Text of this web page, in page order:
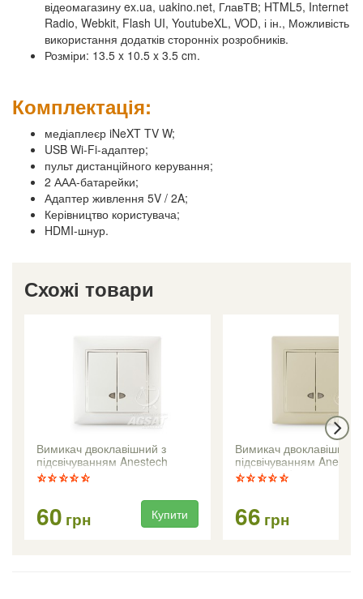
відеомагазину ex.ua, uakino.net, ГлавТВ; HTML5, Internet
Radio, Webkit, Flash UI, YoutubeXL, VOD, і ін., Можливість
використання додатків сторонніх розробників.
Розміри: 13.5 x 10.5 x 3.5 cm.
Комплектація:
медіаплеєр iNeXT TV W;
USB Wi-Fi-адаптер;
пульт дистанційного керування;
2 ААА-батарейки;
Адаптер живлення 5V / 2A;
Керівництво користувача;
HDMI-шнур.
Схожі товари
Вимикач двоклавішний з
підсвічуванням Anestech
(білий)
60 грн Купити
Вимикач двоклавішний
підсвічуванням
(кремовий)
66 грн